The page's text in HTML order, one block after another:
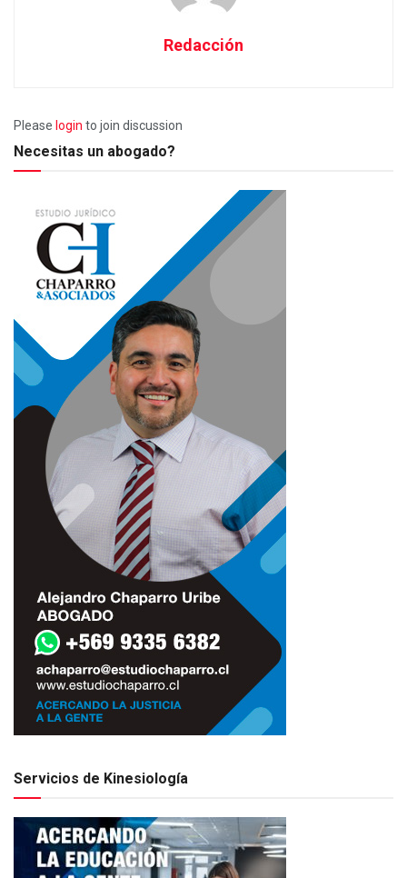
Redacción
Please login to join discussion
Necesitas un abogado?
Servicios de Kinesiología